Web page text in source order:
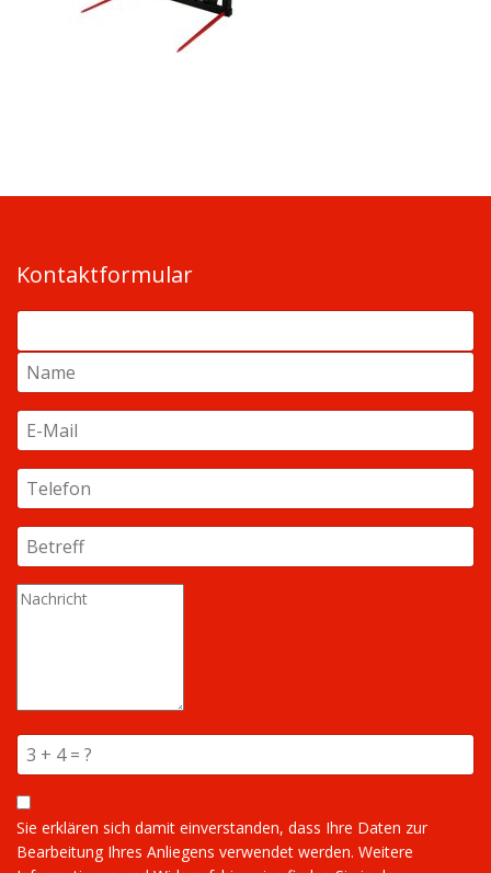
Kontaktformular
Sie erklären sich damit einverstanden, dass Ihre Daten zur
Bearbeitung Ihres Anliegens verwendet werden. Weitere